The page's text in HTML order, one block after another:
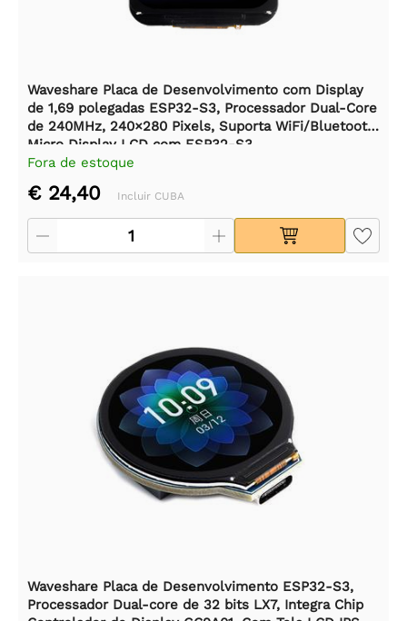
Waveshare Placa de Desenvolvimento com Display
de 1,69 polegadas ESP32-S3, Processador Dual-Core
de 240MHz, 240×280 Pixels, Suporta WiFi/Bluetooth,
Micro Display LCD com ESP32-S3.
Fora de estoque
€ 24,40 Incluir CUBA
Waveshare Placa de Desenvolvimento ESP32-S3,
Processador Dual-core de 32 bits LX7, Integra Chip